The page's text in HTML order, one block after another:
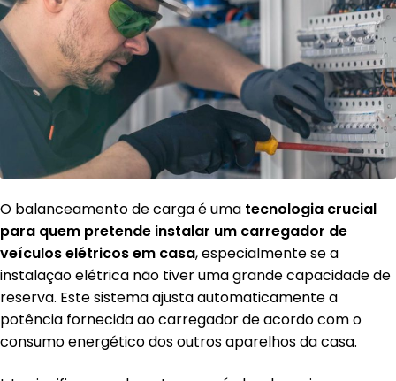
O balanceamento de carga é uma tecnologia crucial
para quem pretende instalar um carregador de
veículos elétricos em casa, especialmente se a
instalação elétrica não tiver uma grande capacidade de
reserva. Este sistema ajusta automaticamente a
potência fornecida ao carregador de acordo com o
consumo energético dos outros aparelhos da casa.